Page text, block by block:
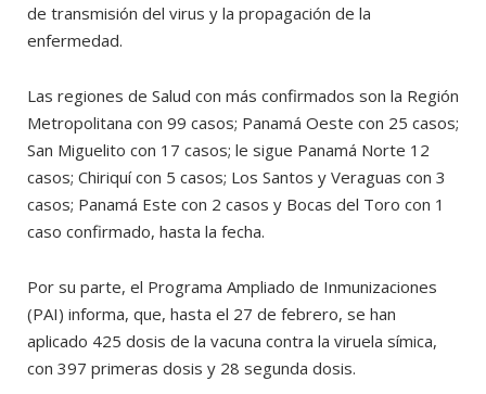
de transmisión del virus y la propagación de la
enfermedad.
Las regiones de Salud con más confirmados son la Región
Metropolitana con 99 casos; Panamá Oeste con 25 casos;
San Miguelito con 17 casos; le sigue Panamá Norte 12
casos; Chiriquí con 5 casos; Los Santos y Veraguas con 3
casos; Panamá Este con 2 casos y Bocas del Toro con 1
caso confirmado, hasta la fecha.
Por su parte, el Programa Ampliado de Inmunizaciones
(PAI) informa, que, hasta el 27 de febrero, se han
aplicado 425 dosis de la vacuna contra la viruela símica,
con 397 primeras dosis y 28 segunda dosis.